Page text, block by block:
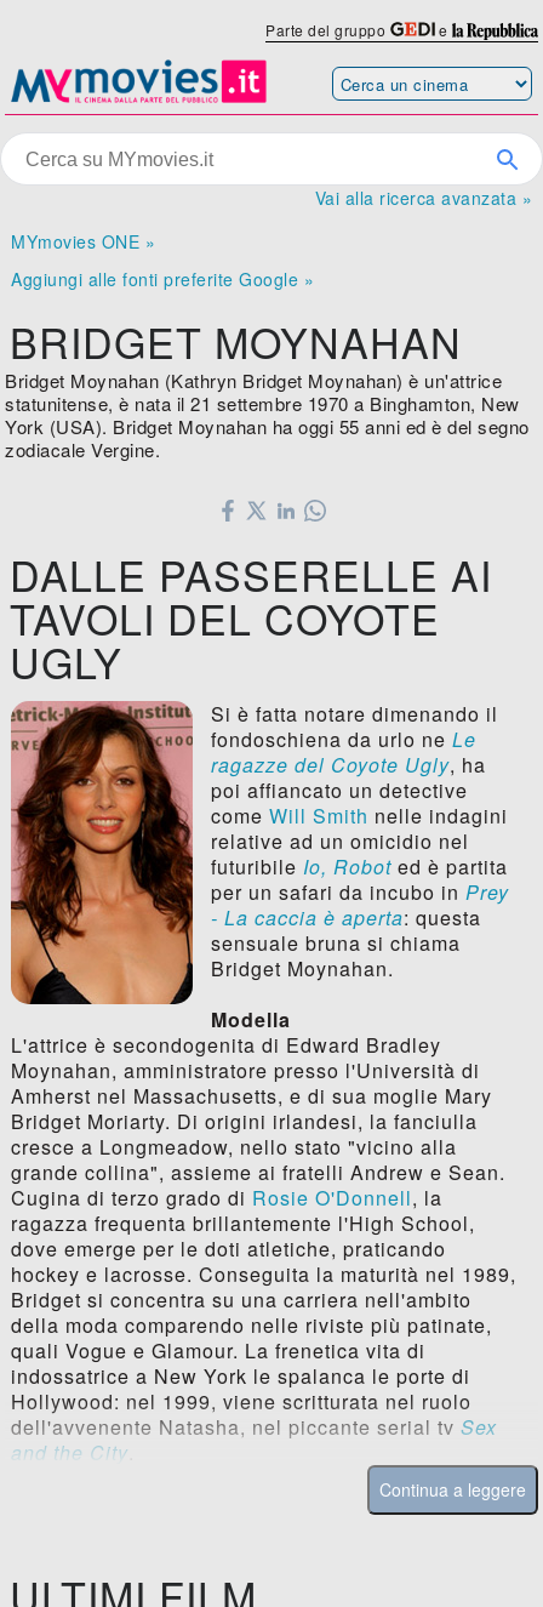
Parte del gruppo e
Vai alla ricerca avanzata »
MYmovies ONE »
Aggiungi alle fonti preferite Google »
BRIDGET MOYNAHAN
Bridget Moynahan (Kathryn Bridget Moynahan) è un'attrice
statunitense, è nata il 21 settembre 1970 a Binghamton, New
York (USA). Bridget Moynahan ha oggi 55 anni ed è del segno
zodiacale Vergine.
DALLE PASSERELLE AI
TAVOLI DEL COYOTE
UGLY
Si è fatta notare dimenando il
fondoschiena da urlo ne Le
ragazze del Coyote Ugly, ha
poi affiancato un detective
come Will Smith nelle indagini
relative ad un omicidio nel
futuribile Io, Roboted è partita
per un safari da incubo in Prey
- La caccia è aperta: questa
sensuale bruna si chiama
Bridget Moynahan.
Modella
L'attrice è secondogenita di Edward Bradley
Moynahan, amministratore presso l'Università di
Amherst nel Massachusetts, e di sua moglie Mary
Bridget Moriarty. Di origini irlandesi, la fanciulla
cresce a Longmeadow, nello stato "vicino alla
grande collina", assieme ai fratelli Andrew e Sean.
Cugina di terzo grado di Rosie O'Donnell, la
ragazza frequenta brillantemente l'High School,
dove emerge per le doti atletiche, praticando
hockey e lacrosse. Conseguita la maturità nel 1989,
Bridget si concentra su una carriera nell'ambito
della moda comparendo nelle riviste più patinate,
quali Vogue e Glamour. La frenetica vita di
indossatrice a New York le spalanca le porte di
Hollywood: nel 1999, viene scritturata nel ruolo
dell'avvenente Natasha, nel piccante serial tv Sex
and the City
Continua a leggere